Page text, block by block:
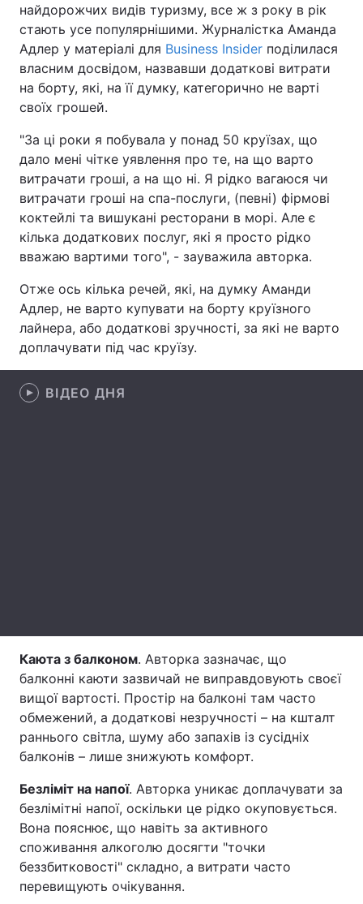
Україна Політика
Економіка Світ
Спорт
Техно і зв'язок Лайт
Зброя Інциденти
Здоров'я Туризм
Цікавинки Погода
Лонгріди
Інтерв'ю
Тема оформлення
найдорожчих видів туризму, все ж з року в рік
стають усе популярнішими. Журналістка Аманда
Адлер у матеріалі для Business Insider поділилася
власним досвідом, назвавши додаткові витрати
на борту, які, на її думку, категорично не варті
своїх грошей.
"За ці роки я побувала у понад 50 круїзах, що
дало мені чітке уявлення про те, на що варто
витрачати гроші, а на що ні. Я рідко вагаюся чи
витрачати гроші на спа-послуги, (певні) фірмові
коктейлі та вишукані ресторани в морі. Але є
кілька додаткових послуг, які я просто рідко
вважаю вартими того", - зауважила авторка.
Отже ось кілька речей, які, на думку Аманди
Адлер, не варто купувати на борту круїзного
лайнера, або додаткові зручності, за які не варто
доплачувати під час круїзу.
ВІДЕО ДНЯ
Каюта з балконом. Авторка зазначає, що
балконні каюти зазвичай не виправдовують своєї
вищої вартості. Простір на балконі там часто
обмежений, а додаткові незручності – на кшталт
раннього світла, шуму або запахів із сусідніх
балконів – лише знижують комфорт.
Безліміт на напої. Авторка уникає доплачувати за
безлімітні напої, оскільки це рідко окуповується.
Вона пояснює, що навіть за активного
споживання алкоголю досягти "точки
беззбитковості" складно, а витрати часто
перевищують очікування.